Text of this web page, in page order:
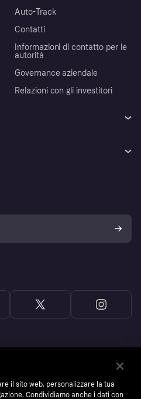
Auto-Track
Contatti
Informazioni di contatto per le
autorità
Governance aziendale
Relazioni con gli investitori
il sito web, personalizzare la tua
Condividiamo anche i dati con